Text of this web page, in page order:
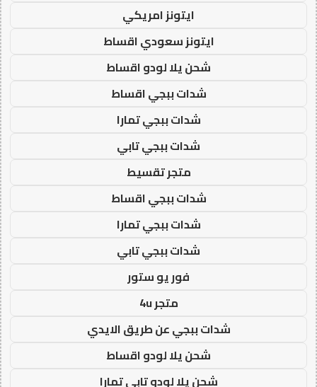
ايتونز امريكي
ايتونز سعودي اقساط
شحن يلا لودو اقساط
شدات ببجي اقساط
شدات ببجي تمارا
شدات ببجي تابي
متجر تقسيط
شدات ببجي اقساط
شدات ببجي تمارا
شدات ببجي تابي
فور يو ستور
متجر 4u
شدات ببجي عن طريق الايدي
شحن يلا لودو اقساط
شحن يلا لودو تابي تمارا